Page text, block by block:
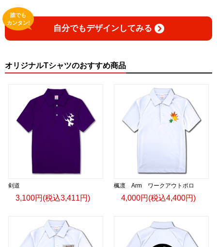
自分でもデザインしてみる
誰でも
カンタン!
オリジナルTシャツのおすすめ商品
剣道
3,100円(税込3,411円)
楓凛 Arm ワークアウトポロ
4,000円(税込4,400円)